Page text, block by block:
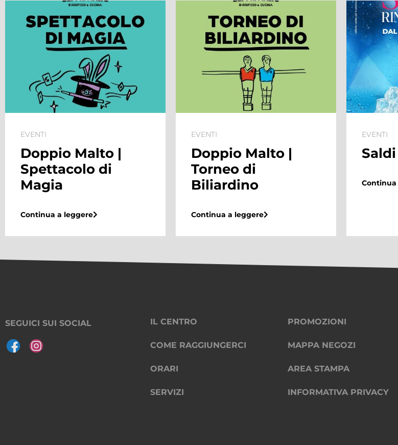
EVENTI
Doppio Malto |
Torneo di
Biliardino
Continua a leggere
EVENTI
Saldi Rinfrescanti
Continua a leggere
EVENTI
SEGUICI SUI SOCIAL IL CENTRO
COME RAGGIUNGERCI
ORARI
SERVIZI
PROMOZIONI
MAPPA NEGOZI
AREA STAMPA
INFORMATIVA PRIVACY